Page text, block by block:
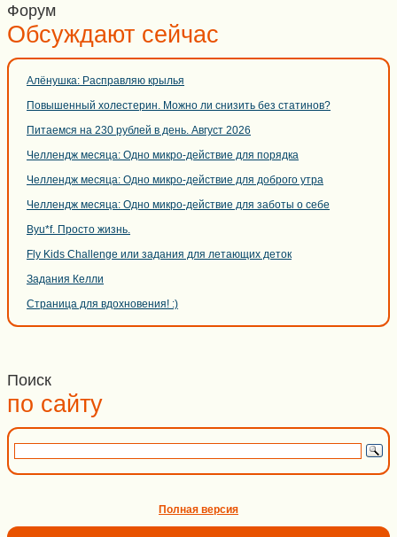
Форум
Обсуждают сейчас
Алёнушка: Расправляю крылья
Повышенный холестерин. Можно ли снизить без статинов?
Питаемся на 230 рублей в день. Август 2026
Челлендж месяца: Одно микро-действие для порядка
Челлендж месяца: Одно микро-действие для доброго утра
Челлендж месяца: Одно микро-действие для заботы о себе
Byu*f. Просто жизнь.
Fly Kids Challenge или задания для летающих деток
Задания Келли
Страница для вдохновения! :)
Поиск
по сайту
Полная версия